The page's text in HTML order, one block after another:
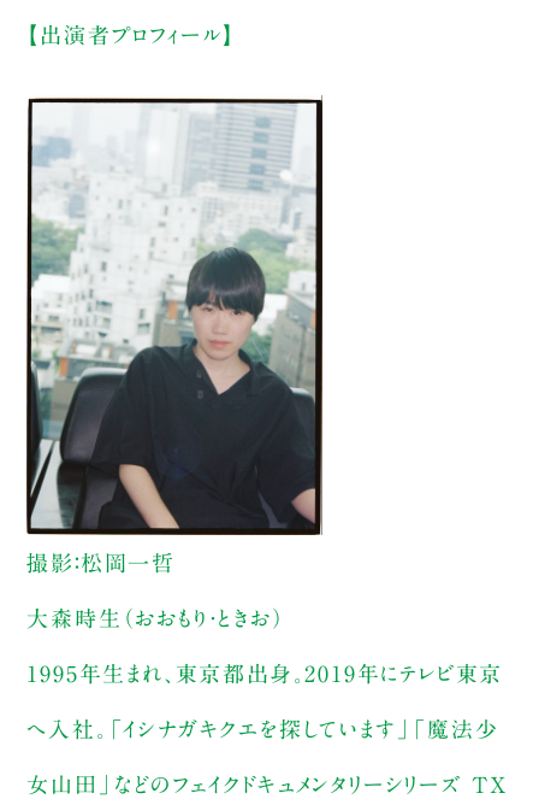
【出演者プロフィール】
撮影：松岡一哲
大森時生（おおもり・ときお）
1995年生まれ、東京都出身。2019年にテレビ東京
へ入社。「イシナガキクエを探しています」「魔法少
女山田」などのフェイクドキュメンタリーシリーズ TX